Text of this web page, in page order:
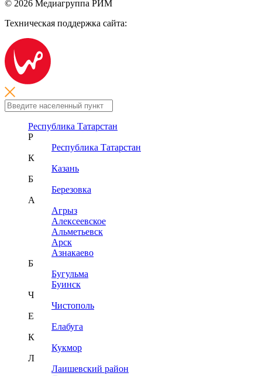
© 2026 Медиагруппа РИМ
Техническая поддержка сайта:
Республика Татарстан
Р
Республика Татарстан
К
Казань
Б
Березовка
А
Агрыз
Алексеевское
Альметьевск
Арск
Азнакаево
Б
Бугульма
Буинск
Ч
Чистополь
Е
Елабуга
К
Кукмор
Л
Лаишевский район